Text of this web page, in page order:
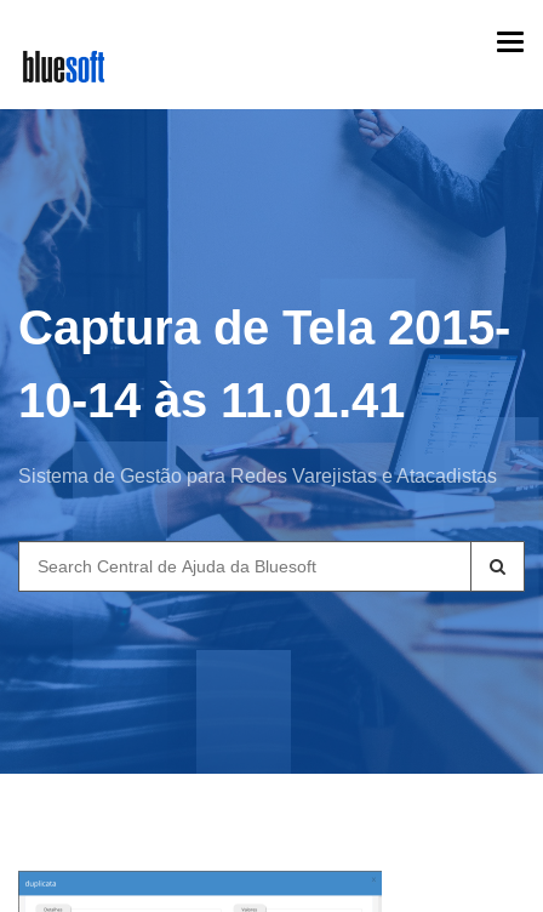
main
content
Captura de Tela 2015-
10-14 às 11.01.41
Sistema de Gestão para Redes Varejistas e Atacadistas
Search
for: